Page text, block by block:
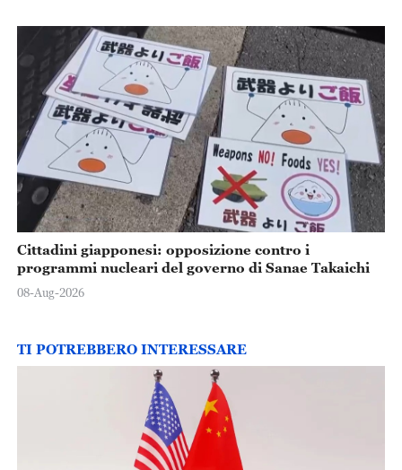
Cittadini giapponesi: opposizione contro i
programmi nucleari del governo di Sanae Takaichi
08-Aug-2026
TI POTREBBERO INTERESSARE